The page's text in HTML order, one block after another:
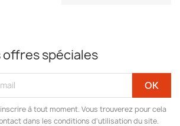
offres spéciales
à tout moment. Vous trouverez pour cela
dans les conditions d'utilisation du site.